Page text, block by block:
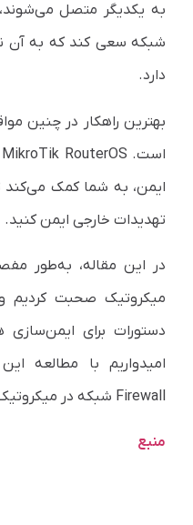
به یکدیگر متصل می‌شوند،
شبکه سعی کند که به آن
دارد.
ایمن، به شما کمک می‌کند
تهدیدات خارجی ایمن کنید.
در این مقاله، به‌طور
میکروتیک صحبت کردیم
دستورات برای
امیدواریم با مطالعه
Firewall شبکه در میکروتیک آشنا شده‌باشید.
منبع